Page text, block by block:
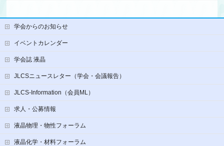
学会からのお知らせ
イベントカレンダー
学会誌 液晶
JLCSニュースレター（学会・会議報告）
JLCS-Information（会員ML）
求人・公募情報
液晶物理・物性フォーラム
液晶化学・材料フォーラム